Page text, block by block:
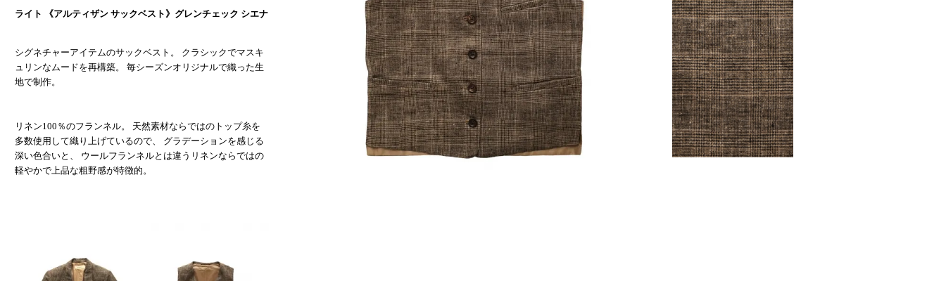
ライト 《アルティザン サックベスト》グレンチェック シエナ
シグネチャーアイテムのサックベスト。 クラシックでマスキ
ュリンなムードを再構築。 毎シーズンオリジナルで織った生
地で制作。
リネン100％のフランネル。 天然素材ならではのトップ糸を
多数使用して織り上げているので、 グラデーションを感じる
深い色合いと、 ウールフランネルとは違うリネンならではの
軽やかで上品な粗野感が特徴的。